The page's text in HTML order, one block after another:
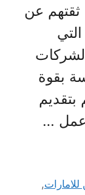
ثقتهم عن
بقوة
عمل …
,